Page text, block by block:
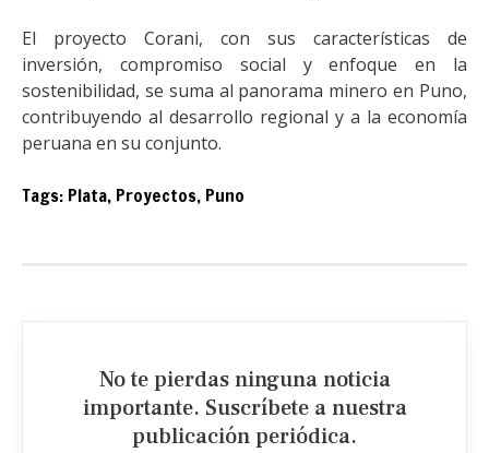
El proyecto Corani, con sus características de
inversión, compromiso social y enfoque en la
sostenibilidad, se suma al panorama minero en Puno,
contribuyendo al desarrollo regional y a la economía
peruana en su conjunto.
Tags: Plata, Proyectos, Puno
No te pierdas ninguna noticia
importante. Suscríbete a nuestra
publicación periódica.​